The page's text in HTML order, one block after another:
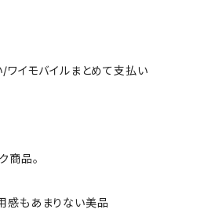
/ワイモバイルまとめて支払い
商品。
感もあまりない美品